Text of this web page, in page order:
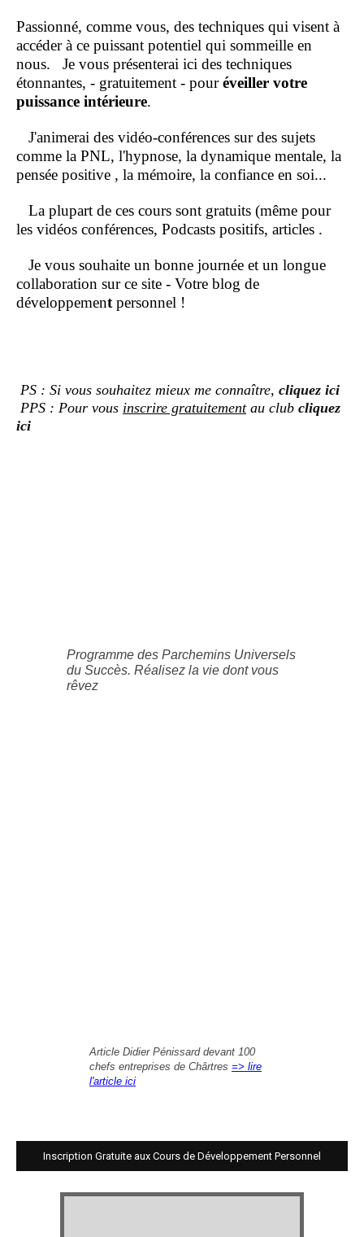
Passionné, comme vous, des techniques qui visent à
accéder à ce puissant potentiel qui sommeille en
nous. Je vous présenterai ici des techniques
étonnantes, - gratuitement - pouréveiller votre
puissance intérieure.
J'animerai des vidéo-conférences sur des sujets
comme la PNL, l'hypnose, la dynamique mentale, la
pensée positive , la mémoire, la confiance en soi...
La plupart de ces cours sont gratuits (même pour
les vidéos conférences, Podcasts positifs, articles .
Je vous souhaite un bonne journée et un longue
collaboration sur ce site - Votre blog de
développement personnel !
PS : Si vous souhaitez mieux me connaître, cliquez ici
PPS : Pour vous inscrire gratuitementau club cliquez
ici
Programme des Parchemins Universels
du Succès. Réalisez la vie dont vous
rêvez
Article Didier Pénissard devant 100
chefs entreprises de Chârtres => lire
l'article ici
Inscription Gratuite aux Cours de Développement Personnel